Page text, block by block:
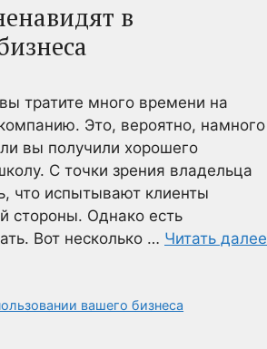
в
тратите много времени на
Это, вероятно, намного
вы получили хорошего
С точки зрения владельца
что испытывают клиенты
стороны. Однако есть
Вот несколько … Читать далее
вашего бизнеса